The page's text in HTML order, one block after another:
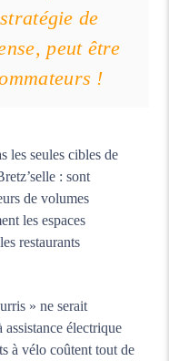
de
peut être
!
les seules cibles de
: sont
de volumes
les espaces
restaurants
» ne serait
assistance électrique
à vélo coûtent tout de